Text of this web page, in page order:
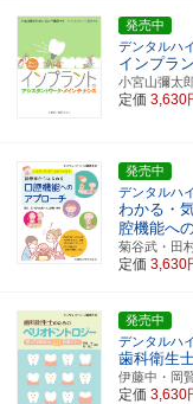
発売中
デンタルハ
インプラ
小宮山彌太
定価 3,630
発売中
デンタルハ
わかる・
腔機能へ
菊谷武・田
定価 3,630
発売中
デンタルハ
歯科衛生
伊藤中・岡
定価 3,630